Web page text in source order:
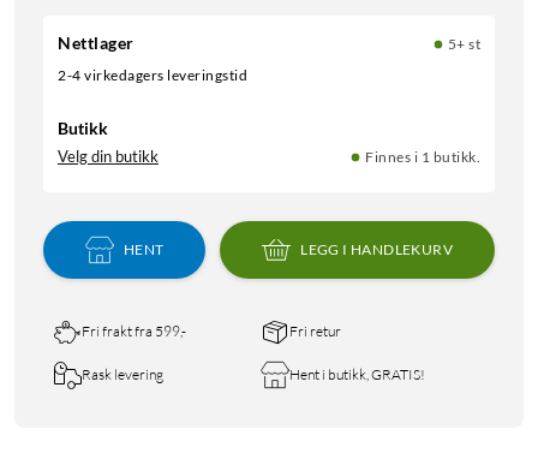
Nettlager
5+ st
2-4 virkedagers leveringstid
Butikk
Velg din butikk Finnes i 1 butikk.
HENT LEGG I HANDLEKURV
Fri frakt fra 599,- Fri retur
Rask levering Hent i butikk, GRATIS!